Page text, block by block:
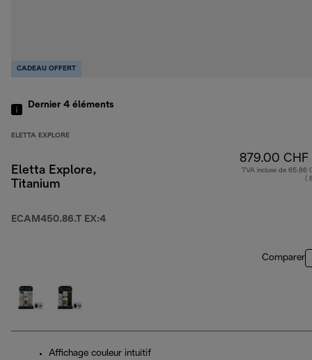
CADEAU OFFERT
Dernier 4 éléments
ELETTA EXPLORE
Eletta Explore,
Titanium
ECAM450.86.T EX:4
879.00 CHF
TVA incluse de 65.86
(
Comparer
Affichage couleur intuitif